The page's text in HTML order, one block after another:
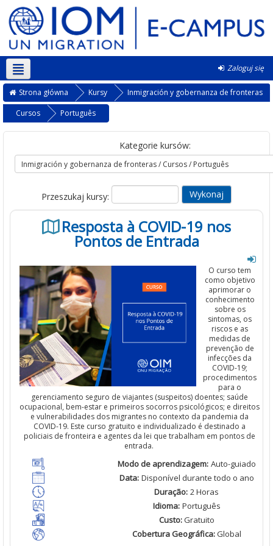
Zaloguj się
Polski ‎(pl)‎
Strona główna Kursy
Inmigración y gobernanza de fronteras
Cursos
Português
Kategorie kursów:
Przeszukaj kursy:
Resposta à COVID-19 nos
Pontos de Entrada
O curso tem
como objetivo
aprimorar o
conhecimento
sobre os
sintomas, os
riscos e as
medidas de
prevenção de
infecções da
COVID-19;
procedimentos
para o
gerenciamento seguro de viajantes (suspeitos) doentes; saúde
ocupacional, bem-estar e primeiros socorros psicológicos; e direitos
e vulnerabilidades dos migrantes no contexto da pandemia da
COVID-19. Este curso gratuito e individualizado é destinado a
policiais defronteira e agentes da lei que trabalham em pontos de
entrada.
Modo de aprendizagem: Auto-guiado
Data: Disponível durante todo o ano
Duração: 2 Horas
Idioma: Português
Custo:Gratuito
Cobertura Geográfica:Global